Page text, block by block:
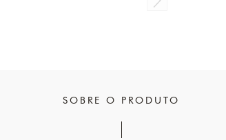
SOBRE O PRODUTO